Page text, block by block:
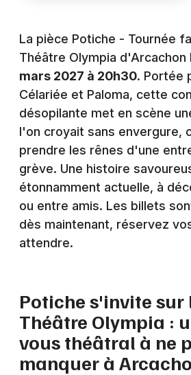
Sports
Soirées
Sorties famille
Expos
Sorties & loisirs
Théâtre en Gironde
Théâtre en Aquitaine
Newsletter des sorties
Paris
Strasbourg
Toulouse
Toutes les villes
La pièce Potiche - Tournée
Théâtre Olympia d'Arcachon
mars 2027 à 20h30. Portée
Célariée et Paloma, cette
désopilante met en scène
l'on croyait sans envergure,
prendre les rênes d'une
grève. Une histoire
étonnamment actuelle, à
ou entre amis. Les billets
dès maintenant, réservez
attendre.
Potiche s'invite sur
Théâtre Olympia :
vous théâtral à ne
manquer à